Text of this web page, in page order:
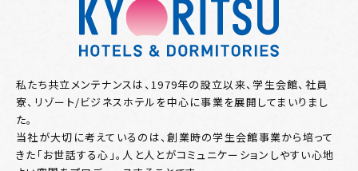
私たち共立メンテナンスは、1979年の設立以来、学生会館、社員
寮、リゾート/ビジネスホテルを中心に事業を展開してまいりまし
た。
当社が大切に考えているのは、創業時の学生会館事業から培って
きた「お世話する心」。人と人とがコミュニケーションしやすい心地